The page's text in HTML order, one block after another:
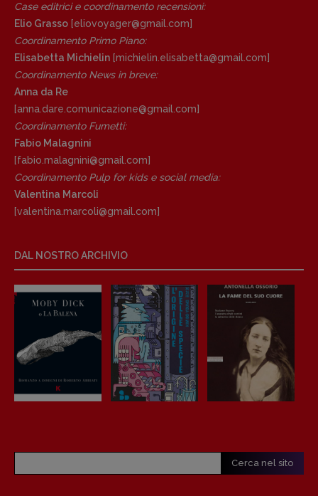
Case editrici e coordinamento recensioni:
Elio Grasso [eliovoyager@gmail.com]
Coordinamento Primo Piano:
Elisabetta Michielin [michielin.elisabetta@gmail.com]
Coordinamento News in breve:
Anna da Re
[anna.dare.comunicazione@gmail. com]
Coordinamento Fumetti:
Fabio Malagnini
[fabio.malagnini@gmail. com]
Coordinamento Pulp for kids e social media:
Valentina Marcoli
[valentina.marcoli@gmail. com]
DAL NOSTRO ARCHIVIO
Cerca nel sito